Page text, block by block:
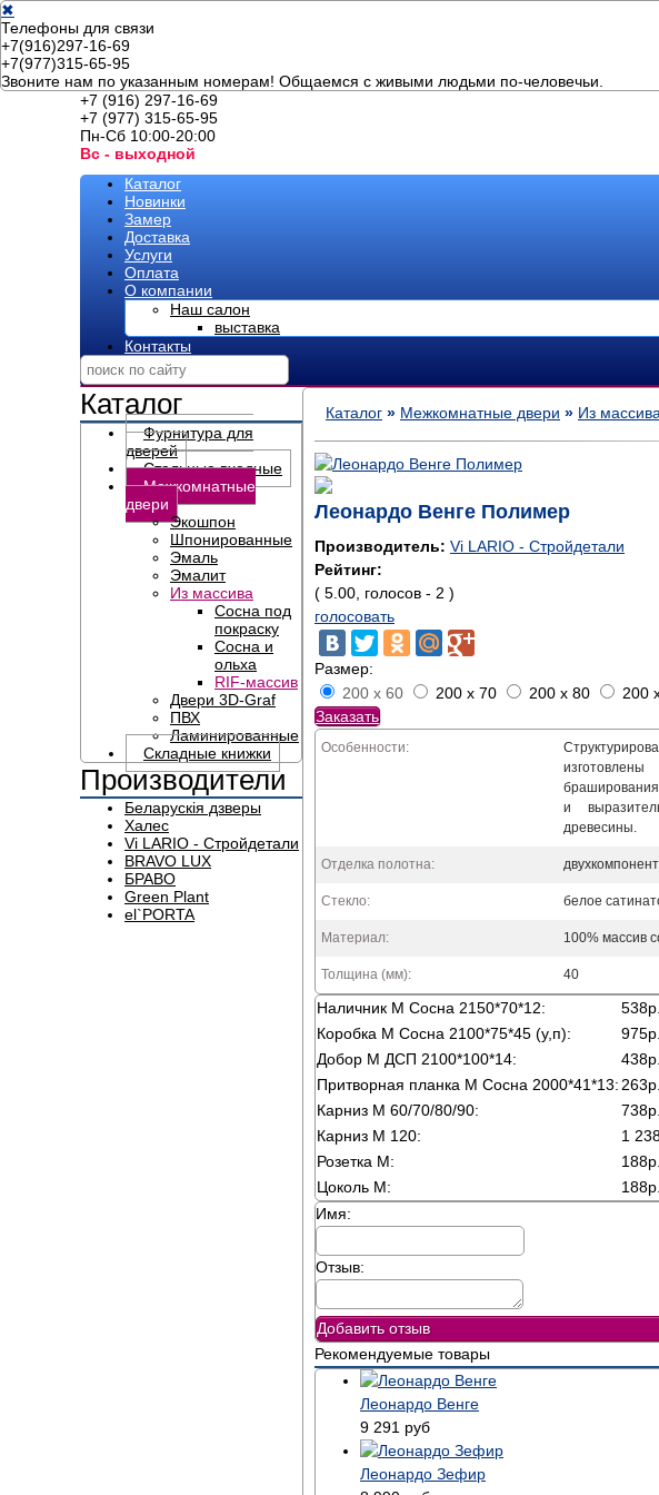
✖
Телефоны для связи
+7(916)297-16-69
+7(977)315-65-95
Звоните нам по указанным номерам! Общаемся с живыми людьми по-человечьи.
+7 (916) 297-16-69
+7 (977) 315-65-95
Пн-Сб 10:00-20:00
Вс - выходной
Каталог
Новинки
Замер
Доставка
Услуги
Оплата
О компании
Наш салон
выставка
Контакты
Каталог
Фурнитура для
дверей
Стальные входные
Межкомнатные
двери
Экошпон
Шпонированные
Эмаль
Эмалит
Из массива
Сосна под
покраску
Сосна и
ольха
RIF-массив
Двери 3D-Graf
ПВХ
Ламинированные
Складные книжки
Производители
Беларускія дзверы
Халес
Vi LARIO - Стройдетали
BRAVO LUX
БРАВО
Green Plant
el`PORTA
Каталог » Межкомнатные двери » Из массива
Леонардо Венге Полимер
Производитель: Vi LARIO - Стройдетали
Рейтинг:
( 5.00, голосов - 2 )
голосовать
Размер:
200 x 60
200 x 70 200 x 80
200
Заказать
Особенности:
и
древесины.
Отделка полотна:
Стекло: белое
Материал: 100% массив
Толщина (мм): 40
Наличник М Сосна 2150*70*12:
538р.
Коробка М Сосна 2100*75*45 (у,п):
975р.
Добор М ДСП 2100*100*14:
438р.
Притворная планка М Сосна 2000*41*13: 263р.
Карниз М 60/70/80/90:
738р.
Карниз М 120:
1
Розетка М:
188р.
Цоколь М:
188р.
Имя:
Отзыв:
Добавить отзыв
Рекомендуемые товары
Леонардо Венге
9 291 руб
Леонардо Зефир